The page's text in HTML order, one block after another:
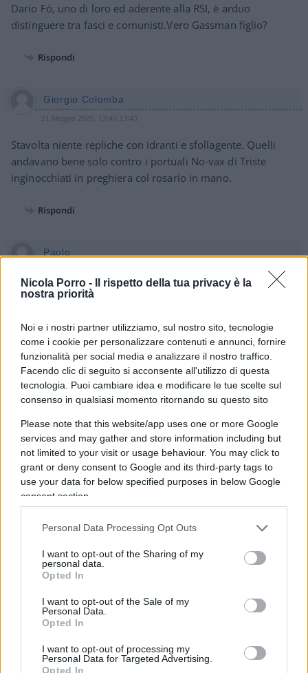
Nicola Porro -
Il rispetto della tua privacy è la
nostra priorità
Noi e i nostri partner utilizziamo, sul nostro sito, tecnologie
come i cookie per personalizzare contenuti e annunci, fornire
funzionalità per social media e analizzare il nostro traffico.
Facendo clic di seguito si acconsente all'utilizzo di questa
tecnologia. Puoi cambiare idea e modificare le tue scelte sul
consenso in qualsiasi momento ritornando su questo sito
Please note that this website/app uses one or more Google
services and may gather and store information including but
not limited to your visit or usage behaviour. You may click to
grant or deny consent to Google and its third-party tags to
use your data for below specified purposes in below Google
consent section.
Personal Data Processing Opt Outs
I want to opt-out of the Sharing of my
personal data.
Opted In
I want to opt-out of the Sale of my
Personal Data.
Opted In
I want to opt-out of processing my
Personal Data for Targeted Advertising.
Opted In
Dario Fò, uno di loro ed aderente alla RSI, è arduo
distinguere tra fasci e comunisti.Vero Gassman figlio?
Rispondi
Giorgio Colomba
21 Maggio 2025, 13:43 13:43
Stavolta niente repliche con idranti e sfollagente. Quelli
andavano bene solo contro i portuali No-vax di Triste
inginocchiati in preghiera col rosario in mano.
Rispondi
Paolo
E’ la società civile che si ribella allo stato. Sempre accaduto.
Rispondi VIsualizza le risposte
Anilina
21 Maggio 2025, 5:45 5:45
È evidente che la sinistra ormai è la culla dell’illegalità in
Italia, da lì nascono sia mafiosi, terroristi parassiti e da
qualche decennio anche i neofascisti.
Rispondi VIsualizza le risposte
Andreas
Antifà branco di str.nzi.
Rispondi
Maurizzzio